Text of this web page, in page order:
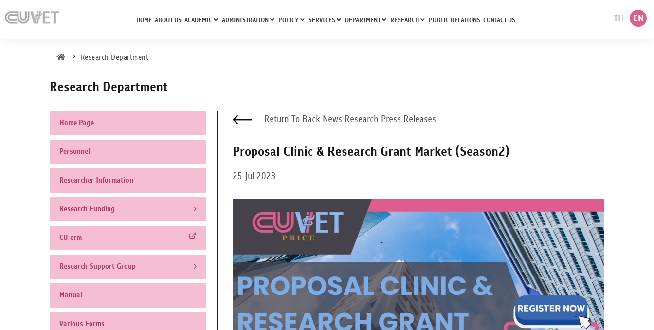
TH EN
HOME ABOUT US ACADEMIC ADMINISTRATION POLICY SERVICES DEPARTMENT RESEARCH PUBLIC RELATIONS CONTACT US
Research Department
Research Department
Home Page
Personnel
Researcher Information
Research Funding
CU erm
Research Support Group
Manual
Various Forms
Return To Back News Research Press Releases
Proposal Clinic & Research Grant Market (Season2)
25 Jul 2023